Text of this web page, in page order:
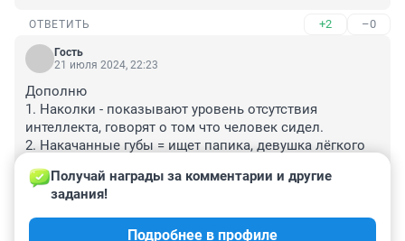
ОТВЕТИТЬ +2 –0
Гость
21 июля 2024, 22:23
Дополню
1. Наколки - показывают уровень отсутствия
интеллекта, говорят о том что человек сидел.
2. Накачанные губы = ищет папика, девушка лёгкого
3. Короткая стрижка у женщины - агрессия.
4. Родинка на лбу - лидер сверх державы.
А вообще поменьше надо чушь писать.
Блогерство это диагноз.
Получай награды за комментарии и другие
задания!
Подробнее в профиле